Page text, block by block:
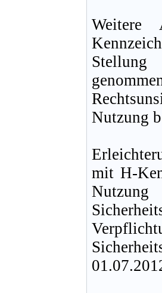
Weitere
Nutzung
mit H-